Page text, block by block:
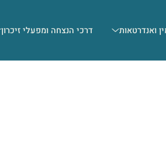
ואנדרטאות דרכי הנצחה ומפעלי זיכרון